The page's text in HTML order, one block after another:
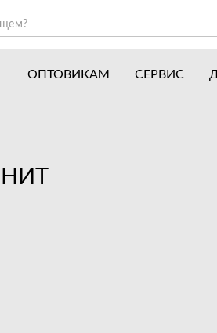
оборудование для мотоблоков
ОПТОВИКАМ СЕРВИС